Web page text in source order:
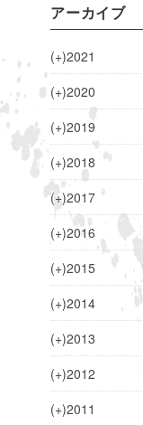
アーカイブ
(+)2021
(+)2020
(+)2019
(+)2018
(+)2017
(+)2016
(+)2015
(+)2014
(+)2013
(+)2012
(+)2011